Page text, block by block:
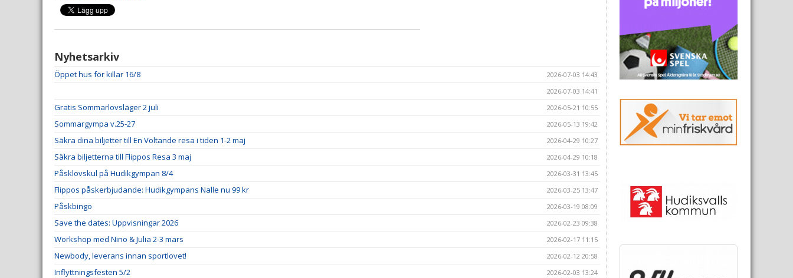
Nyhetsarkiv
Öppet hus för killar 16/8
2026-07-03 14:43
2026-07-03 14:41
Gratis Sommarlovsläger 2 juli 2026-05-21 10:55
Sommargympa v.25-27 2026-05-13 19:42
Säkra dina biljetter till En Voltande resa i tiden 1-2 maj 2026-04-29 10:27
Säkra biljetterna till Flippos Resa 3 maj 2026-04-29 10:18
Påsklovskul på Hudikgympan 8/4 2026-03-31 13:45
Flippos påskerbjudande: Hudikgympans Nalle nu 99 kr 2026-03-25 13:47
Påskbingo 2026-03-19 08:09
Save the dates: Uppvisningar 2026 2026-02-23 09:38
Workshop med Nino & Julia 2-3 mars 2026-02-17 11:15
Newbody, leverans innan sportlovet! 2026-02-12 20:58
Inflyttningsfesten 5/2 2026-02-03 13:24